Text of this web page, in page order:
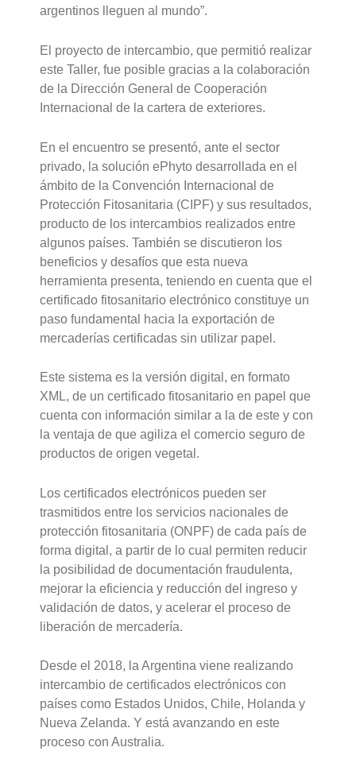
argentinos lleguen al mundo”.
El proyecto de intercambio, que permitió realizar
este Taller, fue posible gracias a la colaboración
de la Dirección General de Cooperación
Internacional de la cartera de exteriores.
En el encuentro se presentó, ante el sector
privado, la solución ePhyto desarrollada en el
ámbito de la Convención Internacional de
Protección Fitosanitaria (CIPF) y sus resultados,
producto de los intercambios realizados entre
algunos países. También se discutieron los
beneficios y desafíos que esta nueva
herramienta presenta, teniendo en cuenta que el
certificado fitosanitario electrónico constituye un
paso fundamental hacia la exportación de
mercaderías certificadas sin utilizar papel.
Este sistema es la versión digital, en formato
XML, de un certificado fitosanitario en papel que
cuenta con información similar a la de este y con
la ventaja de que agiliza el comercio seguro de
productos de origen vegetal.
Los certificados electrónicos pueden ser
trasmitidos entre los servicios nacionales de
protección fitosanitaria (ONPF) de cada país de
forma digital, a partir de lo cual permiten reducir
la posibilidad de documentación fraudulenta,
mejorar la eficiencia y reducción del ingreso y
validación de datos, y acelerar el proceso de
liberación de mercadería.
Desde el 2018, la Argentina viene realizando
intercambio de certificados electrónicos con
países como Estados Unidos, Chile, Holanda y
Nueva Zelanda. Y está avanzando en este
proceso con Australia.